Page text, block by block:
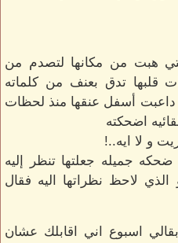
هبت من مكانها لتصدم من
قلبها تدق بعنف من كلماته
داعبت أسفل عنقها منذ لحظات
اضحكته
و لا ايه..!
جميله جعلتها تنظر إليه
لاحظ نظراتها اليه فقال
اسبوع اني اقابلك عشان